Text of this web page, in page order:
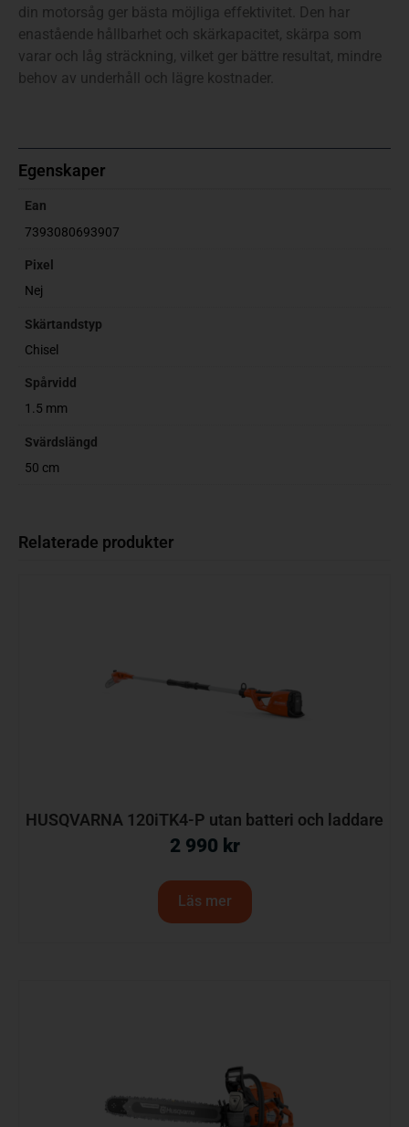
din motorsåg ger bästa möjliga effektivitet. Den har
enastående hållbarhet och skärkapacitet, skärpa som
varar och låg sträckning, vilket ger bättre resultat, mindre
behov av underhåll och lägre kostnader.
Egenskaper
Ean
7393080693907
Pixel
Nej
Skärtandstyp
Chisel
Spårvidd
1.5 mm
Svärdslängd
50 cm
Relaterade produkter
HUSQVARNA 120iTK4-P utan batteri och laddare
2 990 kr
Läs mer